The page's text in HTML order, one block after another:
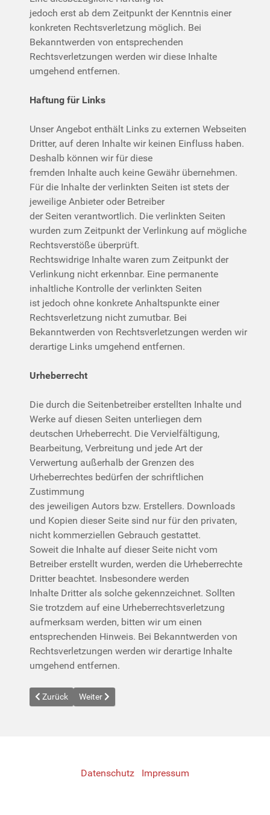
jedoch erst ab dem Zeitpunkt der Kenntnis einer
konkreten Rechtsverletzung möglich. Bei
Bekanntwerden von entsprechenden
Rechtsverletzungen werden wir diese Inhalte
umgehend entfernen.
Haftung für Links
Unser Angebot enthält Links zu externen Webseiten
Dritter, auf deren Inhalte wir keinen Einfluss haben.
Deshalb können wir für diese
fremden Inhalte auch keine Gewähr übernehmen.
Für die Inhalte der verlinkten Seiten ist stets der
jeweilige Anbieter oder Betreiber
der Seiten verantwortlich. Die verlinkten Seiten
wurden zum Zeitpunkt der Verlinkung auf mögliche
Rechtsverstöße überprüft.
Rechtswidrige Inhalte waren zum Zeitpunkt der
Verlinkung nicht erkennbar. Eine permanente
inhaltliche Kontrolle der verlinkten Seiten
ist jedoch ohne konkrete Anhaltspunkte einer
Rechtsverletzung nicht zumutbar. Bei
Bekanntwerden von Rechtsverletzungen werden wir
derartige Links umgehend entfernen.
Urheberrecht
Die durch die Seitenbetreiber erstellten Inhalte und
Werke auf diesen Seiten unterliegen dem
deutschen Urheberrecht. Die Vervielfältigung,
Bearbeitung, Verbreitung und jede Art der
Verwertung außerhalb der Grenzen des
Urheberrechtes bedürfen der schriftlichen
Zustimmung
des jeweiligen Autors bzw. Erstellers. Downloads
und Kopien dieser Seite sind nur für den privaten,
nicht kommerziellen Gebrauch gestattet.
Soweit die Inhalte auf dieser Seite nicht vom
Betreiber erstellt wurden, werden die Urheberrechte
Dritter beachtet. Insbesondere werden
Inhalte Dritter als solche gekennzeichnet. Sollten
Sie trotzdem auf eine Urheberrechtsverletzung
aufmerksam werden, bitten wir um einen
entsprechenden Hinweis. Bei Bekanntwerden von
Rechtsverletzungen werden wir derartige Inhalte
umgehend entfernen.
Previous article: Test
Zurück Next article: Datenschutz
Weiter
Datenschutz Impressum